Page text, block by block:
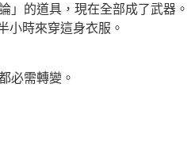
的道具，現在全部成了武器
小時來穿這身衣服。
必需轉變。